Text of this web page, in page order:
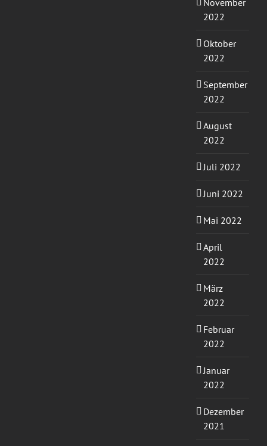
November
2022
Oktober
2022
September
2022
August
2022
Juli 2022
Juni 2022
Mai 2022
April
2022
März
2022
Februar
2022
Januar
2022
Dezember
2021